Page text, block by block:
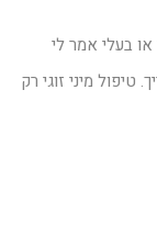
בעלי אמר לי
מיני זוגי רק